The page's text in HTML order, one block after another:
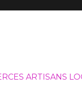
ARTISANS